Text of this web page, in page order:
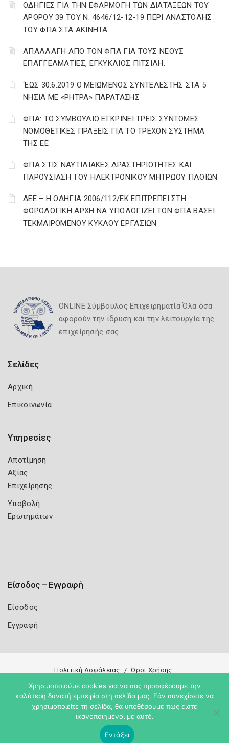
ΟΔΗΓΙΕΣ ΓΙΑ ΤΗΝ ΕΦΑΡΜΟΓΗ ΤΩΝ ΔΙΑΤΑΞΕΩΝ ΤΟΥ
ΑΡΘΡΟΥ 39 ΤΟΥ Ν. 4646/12-12-19 ΠΕΡΙ ΑΝΑΣΤΟΛΗΣ
ΤΟΥ ΦΠΑ ΣΤΑ ΑΚΙΝΗΤΑ
ΑΠΑΛΛΑΓΗ ΑΠΟ ΤΟΝ ΦΠΑ ΓΙΑ ΤΟΥΣ ΝΕΟΥΣ
ΕΠΑΓΓΕΛΜΑΤΙΕΣ, ΕΓΚΥΚΛΙΟΣ ΠΙΤΣΙΛΗ.
‘ΕΩΣ 30.6.2019 Ο ΜΕΙΩΜΕΝΟΣ ΣΥΝΤΕΛΕΣΤΗΣ ΣΤΑ 5
ΝΗΣΙΑ ΜΕ «ΡΗΤΡΑ» ΠΑΡΑΤΑΣΗΣ
ΦΠΑ: ΤΟ ΣΥΜΒΟΥΛΙΟ ΕΓΚΡΙΝΕΙ ΤΡΕΙΣ ΣΥΝΤΟΜΕΣ
ΝΟΜΟΘΕΤΙΚΕΣ ΠΡΑΞΕΙΣ ΓΙΑ ΤΟ ΤΡΕΧΟΝ ΣΥΣΤΗΜΑ
ΤΗΣ ΕΕ
ΦΠΑ ΣΤΙΣ ΝΑΥΤΙΛΙΑΚΕΣ ΔΡΑΣΤΗΡΙΟΤΗΤΕΣ ΚΑΙ
ΠΑΡΟΥΣΙΑΣΗ ΤΟΥ ΗΛΕΚΤΡΟΝΙΚΟΥ ΜΗΤΡΩΟΥ ΠΛΟΙΩΝ
ΔΕΕ – Η ΟΔΗΓΙΑ 2006/112/ΕΚ ΕΠΙΤΡΕΠΕΙ ΣΤΗ
ΦΟΡΟΛΟΓΙΚΗ ΑΡΧΗ ΝΑ ΥΠΟΛΟΓΙΖΕΙ ΤΟΝ ΦΠΑ ΒΑΣΕΙ
ΤΕΚΜΑΙΡΟΜΕΝΟΥ ΚΥΚΛΟΥ ΕΡΓΑΣΙΩΝ
ONLINE Σύμβουλος Επιχειρηματία Όλα όσα
αφορούν την ίδρυση και την λειτουργία της
επιχείρησής σας.
Σελίδες
Αρχική
Επικοινωνία
Υπηρεσίες
Αποτίμηση
Αξίας
Επιχείρησης
Υποβολή
Ερωτημάτων
Είσοδος – Εγγραφή
Είσοδος
Εγγραφή
Πολιτική Ασφάλειας Όροι Χρήσης
Copyright 2026 Knowledge A.E.
Χρησιμοποιούμε cookies για να σας προσφέρουμε την
καλύτερη δυνατή εμπειρία στη σελίδα μας. Εάν συνεχίσετε να
χρησιμοποιείτε τη σελίδα, θα υποθέσουμε πως είστε
ικανοποιημένοι με αυτό.
Εντάξει